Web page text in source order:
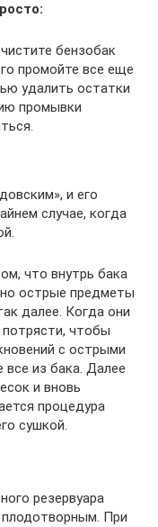
бензобак
промойте все еще
удалить остатки
промывки
и его
случае, когда
что внутрь бака
острые предметы
далее. Когда они
потрясти, чтобы
с острыми
из бака. Далее
и вновь
процедура
сушкой.
резервуара
При